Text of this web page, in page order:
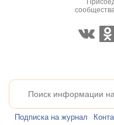
Подписка на журнал